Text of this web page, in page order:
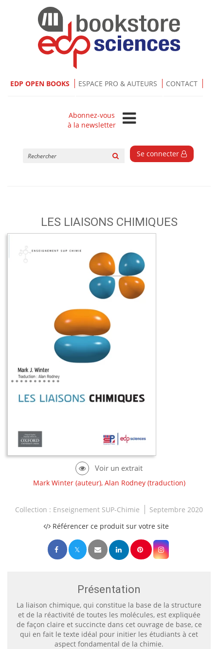
EDP OPEN BOOKS ESPACE PRO & AUTEURS CONTACT
Abonnez-vous
à la newsletter
Se connecter
LES LIAISONS CHIMIQUES
Mark Winter(auteur), Alan Rodney(traduction)
Collection : Enseignement SUP-Chimie
Septembre 2020
Référencer ce produit sur votre site
Présentation
La liaison chimique, qui constitue la base de la structure
et de la réactivité de toutes les molécules, est expliquée
de façon claire et succincte dans cet ouvrage de base, ce
qui en fait le texte idéal pour initier les étudiants à cet
aspect fondamental de la chimie.